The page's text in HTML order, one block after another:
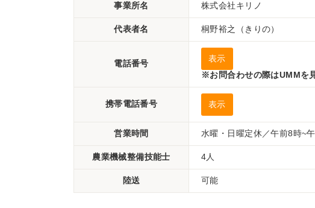
事業所名 株式会社キリノ
代表者名 桐野裕之（きりの）
電話番号
表示
※お問合わせの際はUMMを
携帯電話番号 表示
営業時間 水曜・日曜定休／午前8時~
農業機械整備技能士 4人
陸送 可能